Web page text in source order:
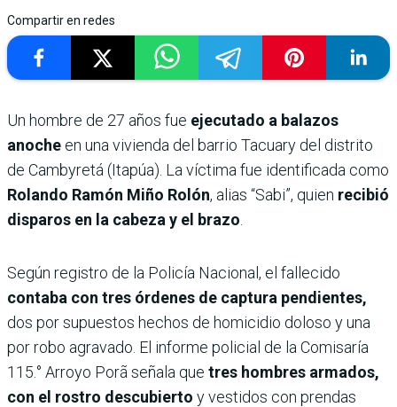
Compartir en redes
Un hombre de 27 años fue ejecutado a balazos
anoche en una vivienda del barrio Tacuary del distrito
de Cambyretá (Itapúa). La víctima fue identificada como
Rolando Ramón Miño Rolón, alias “Sabi”, quien recibió
disparos en la cabeza y el brazo
Según registro de la Policía Nacional, el fallecido
contaba con tres órdenes de captura pendientes,
dos por supuestos hechos de homicidio doloso y una
por robo agravado. El informe policial de la Comisaría
115.° Arroyo Porã señala que tres hombres armados,
con el rostro descubierto y vestidos con prendas